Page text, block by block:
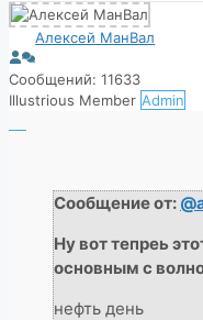
Алексей МанВал
Сообщений: 11633
Illustrious Member Admin
Сообщение от:
Ну вот тепреь
основным с
нефть день